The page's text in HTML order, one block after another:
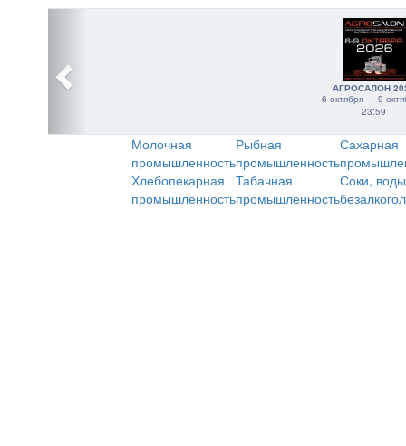
АГРОСАЛОН
6 октября — 9
23:59
Молочная
промышленность
Рыбная
промышленность
Сахарная
Хлебопекарная
промышленность
Табачная
промышленность
Соки,